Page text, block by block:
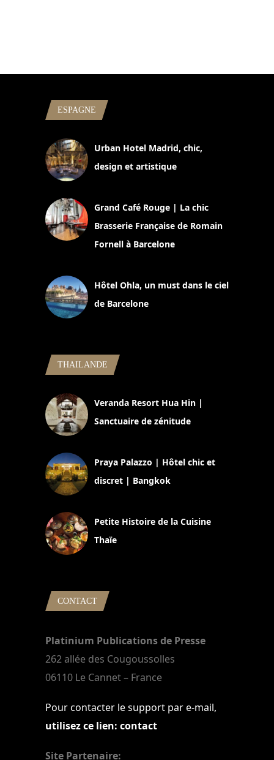
ESPAGNE
Urban Hotel Madrid, chic,
design et artistique
Grand Café Rouge | La chic
Brasserie Française de Romain
Fornell à Barcelone
Hôtel Ohla, un must dans le ciel
de Barcelone
THAILANDE
Veranda Resort Hua Hin |
Sanctuaire de zénitude
Praya Palazzo | Hôtel chic et
discret | Bangkok
Petite Histoire de la Cuisine
Thaïe
CONTACT
Platinium Publications de Presse
262 allée des Cougoussolles
06110 Le Cannet – France
Pour contacter le support par e-mail,
utilisez ce lien: contact
Site Partenaire: